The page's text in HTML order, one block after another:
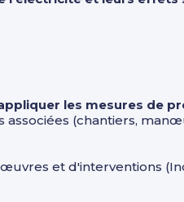
les mesures de
(chantiers,
et d'interventions